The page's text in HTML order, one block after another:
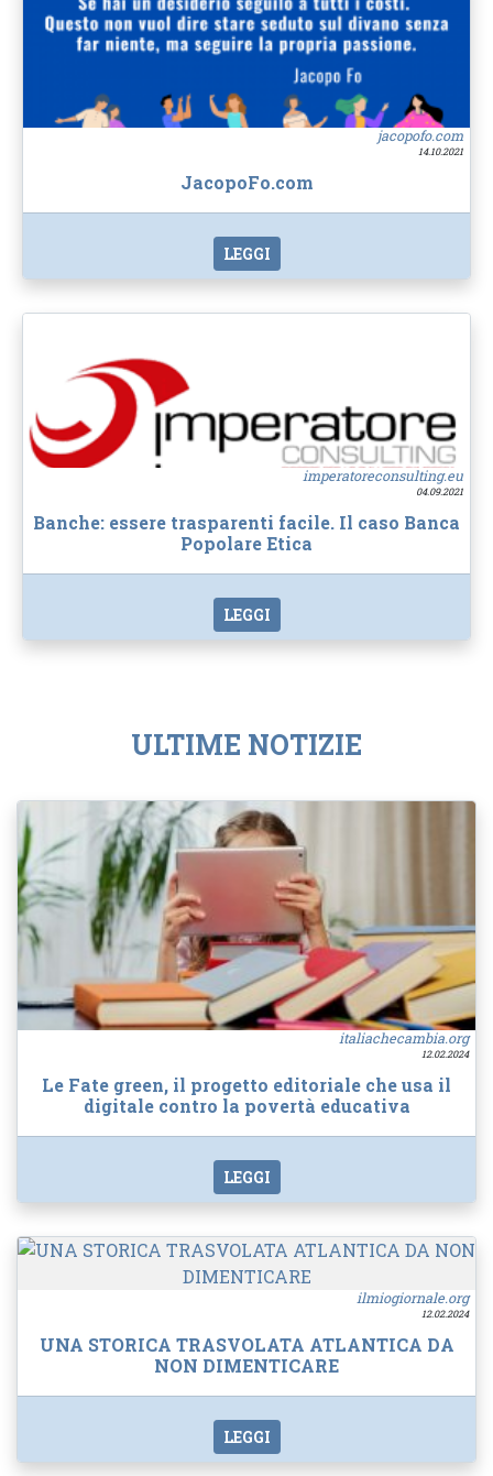
jacopofo.com
14.10.2021
JacopoFo.com
LEGGI
imperatoreconsulting.eu
04.09.2021
Banche: essere trasparenti facile. Il caso Banca
Popolare Etica
LEGGI
ULTIME NOTIZIE
italiachecambia.org
12.02.2024
Le Fate green, il progetto editoriale che usa il
digitale contro la povertà educativa
LEGGI
ilmiogiornale.org
12.02.2024
UNA STORICA TRASVOLATA ATLANTICA DA
NON DIMENTICARE
LEGGI